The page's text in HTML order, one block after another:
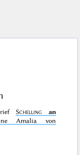
Schelling
an
Amalia von